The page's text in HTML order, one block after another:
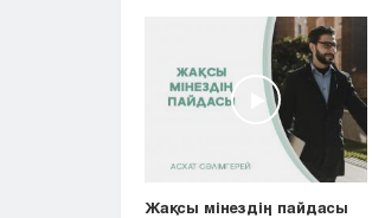
Жақсы мінездің пайдасы